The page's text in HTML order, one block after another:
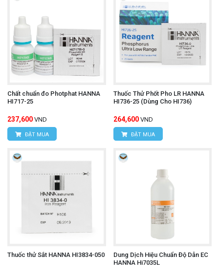
Chất chuẩn đo Photphat HANNA
HI717-25
237,600 VND
ĐẶT MUA
Thuốc Thử Phốt Pho LR HANNA
HI736-25 (Dùng Cho HI736)
264,600 VND
ĐẶT MUA
Thuốc thử Sắt HANNA HI3834-050
Dung Dịch Hiệu Chuẩn Độ Dẫn EC
HANNA Hi7035L